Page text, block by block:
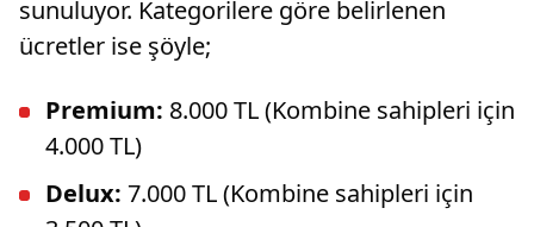
sunuluyor. Kategorilere göre belirlenen
ücretler ise şöyle;
Premium: 8.000 TL (Kombine sahipleri için
4.000 TL)
Delux: 7.000 TL (Kombine sahipleri için